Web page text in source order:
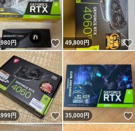
ね！
円 いいね！
49,800円
ね！
円 いいね！
35,000円